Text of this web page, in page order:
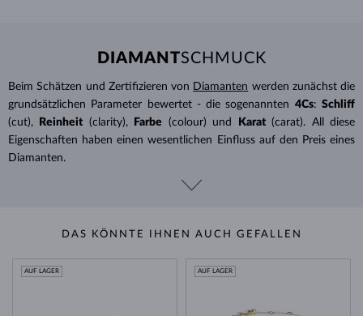
DIAMANTSCHMUCK
Beim Schätzen und Zertifizieren von Diamanten werden zunächst die
grundsätzlichen Parameter bewertet - die sogenannten 4Cs: Schliff
(cut),
Reinheit (clarity), Farbe (colour) und Karat (carat). All diese
Eigenschaften haben einen wesentlichen Einfluss auf den Preis eines
Diamanten.
DAS KÖNNTE IHNEN AUCH GEFALLEN
AUF LAGER AUF LAGER